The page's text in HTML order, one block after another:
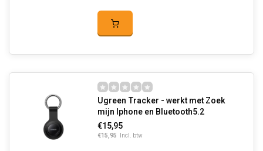
Ugreen Tracker - werkt met Zoek
mijn Iphone en Bluetooth5.2
€15,95
€15,95 Incl. btw